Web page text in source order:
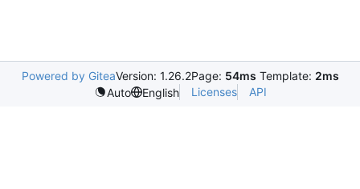
Powered by GiteaVersion: 1.26.2Page: 54ms Template: 2ms
Auto
English Licenses API